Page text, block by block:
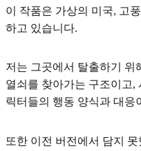
이 작품은 가상의 미국, 고
하고 있습니다.
저는 그곳에서 탈출하기 위
열쇠를 찾아가는 구조이고,
릭터들의 행동 양식과 대응
또한 이전 버전에서 담지 못